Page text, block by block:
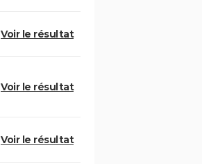
Voir le résultat
Voir le résultat
Voir le résultat